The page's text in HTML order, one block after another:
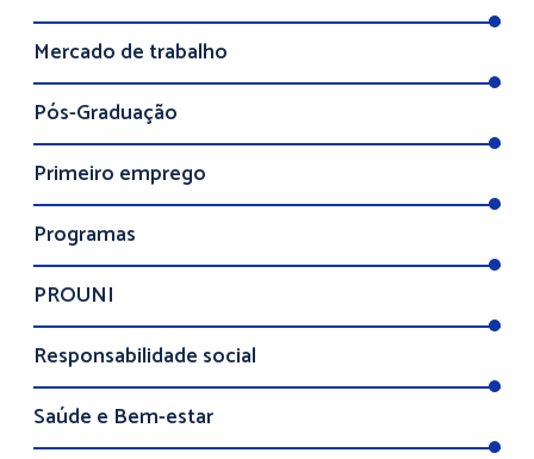
Mercado de trabalho
Pós-Graduação
Primeiro emprego
Programas
PROUNI
Responsabilidade social
Saúde e Bem-estar